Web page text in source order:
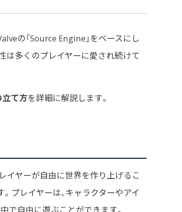
の「Source Engine」をベースにし
は多くのプレイヤーに愛され続けて
立て方を詳細に解説します。
イヤーが自由に世界を作り上げるこ
。プレイヤーは、キャラクターやアイ